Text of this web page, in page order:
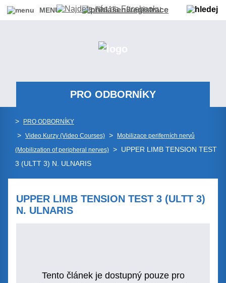
MENU
PRO ODBORNÍKY
> PRO ODBORNÍKY
> Video Kurzy (Video Courses) >
Mobilizace periferních nervů
(Mobilization of peripheral nerves) > UPPER LIMB TENSION TEST
3 (ULTT 3) N. ULNARIS
UPPER LIMB TENSION TEST 3 (ULTT 3)
N. ULNARIS
Tento článek je dostupný pouze pro